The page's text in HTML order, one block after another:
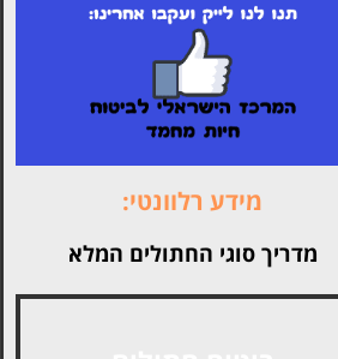
מידע רלוונטי:
מדריך סוגי החתולים המלא